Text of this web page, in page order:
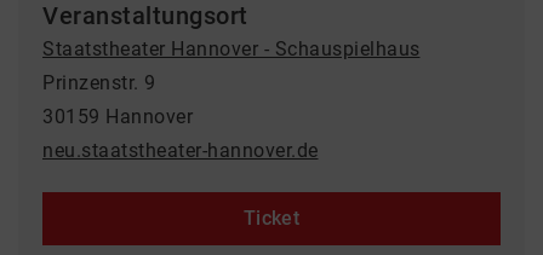
Veranstaltungsort
Staatstheater Hannover - Schauspielhaus
Prinzenstr. 9
30159 Hannover
neu.staatstheater-hannover.de
Ticket